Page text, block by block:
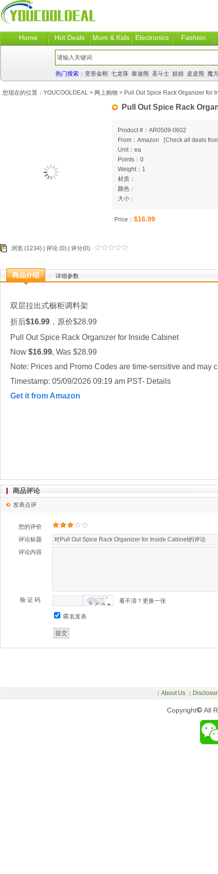
Home Hot Deals Mom & Kids Electronics Fashion
热门搜索： 变形金刚 七龙珠 泰迪熊 圣斗士 娃娃 皮皮熊 魔
Pull Out Spice Rack
Product #：AR0509-0602
From：Amazon
[Check all deals
Unit：ea
Points：0
Weight：1
材质：
颜色：
大小：
Price： $16.99
浏览 (1234) | 评论 (0) | 评分(0)
商品介绍 详细参数
双层拉出式橱柜调料架
折后$16.99 ，原价$28.99
Pull Out Spice Rack Organizer for Inside Cabinet
Now $16.99, Was $28.99
Note: Prices and Promo Codes are time-sensitive and may
Timestamp: 05/09/2026 09:19 am PST- Details
Get it from Amazon
您现在的位置： YOUCOOLDEAL > 网上购物 > Pull Out Spice Rack Organizer for
商品评论
发表点评
您的评价
评论标题
评论内容
验 证 码 看不清？更换一张
匿名发表
Copyright© All
| About Us |